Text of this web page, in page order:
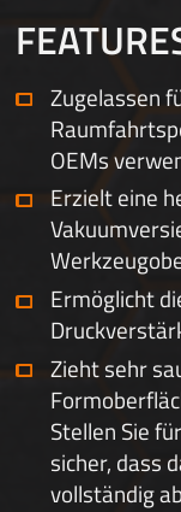
Zugelassen
OEMs
Erzielt eine
Ermöglicht
Zieht sehr
Stellen Sie
sicher, dass
vollständig